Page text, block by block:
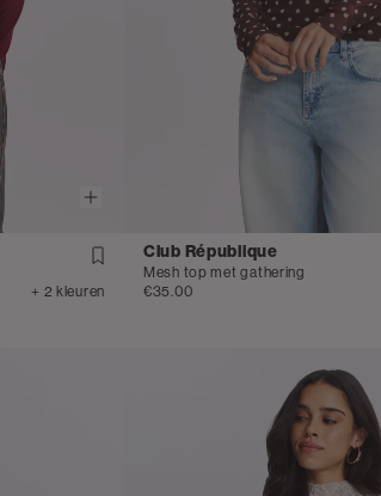
+ 2 kleuren
Club République
Mesh top met gathering
€35.00